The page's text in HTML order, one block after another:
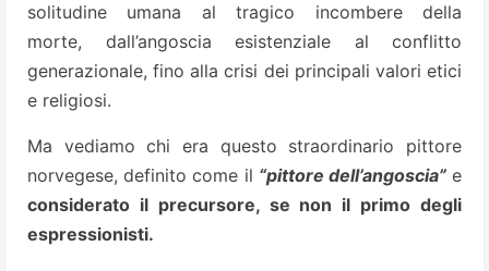
solitudine umana al tragico incombere della
morte, dall’angoscia esistenziale al conflitto
generazionale, fino alla crisi dei principali valori etici
e religiosi.
Ma vediamo chi era questo straordinario pittore
norvegese, definito come il “pittore dell’angoscia”e
considerato il precursore, se non il primo degli
espressionisti.